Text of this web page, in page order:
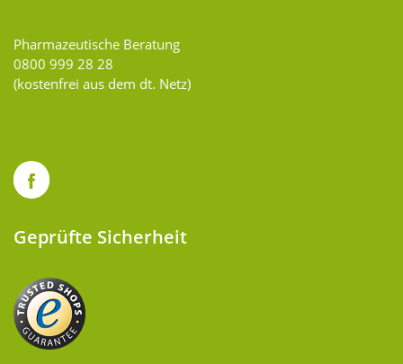
Pharmazeutische Beratung
0800 999 28 28
(kostenfrei aus dem dt. Netz)
Geprüfte Sicherheit